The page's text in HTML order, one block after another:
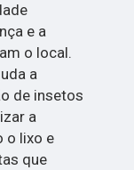
e a
o local.
a
de insetos
a
o lixo e
que